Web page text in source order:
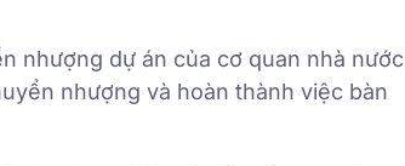
nhượng dự án của cơ quan nhà nước
nhượng và hoàn thành việc bàn